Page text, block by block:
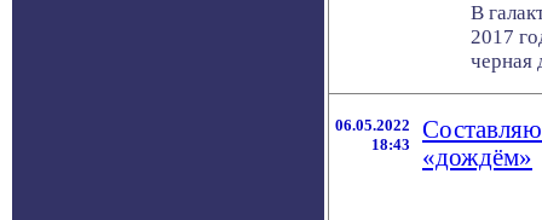
В
2017
черная
06.05.2022
18:43
«дождём»